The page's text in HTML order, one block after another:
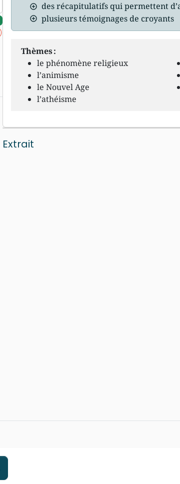
des récapitulatifs qui permettent
plusieurs témoignages de croyants
Thèmes :
le phénomène religieux
l’animisme
le Nouvel Age
l’athéisme
Extrait